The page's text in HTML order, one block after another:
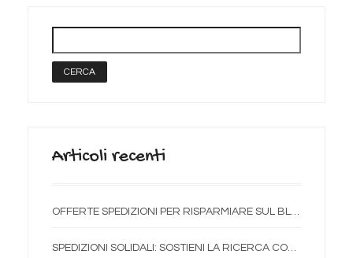
Articoli recenti
OFFERTE SPEDIZIONI PER RISPARMIARE SUL BLACK FRIDAY
SPEDIZIONI SOLIDALI: SOSTIENI LA RICERCA CON OTTOBRE ROSA